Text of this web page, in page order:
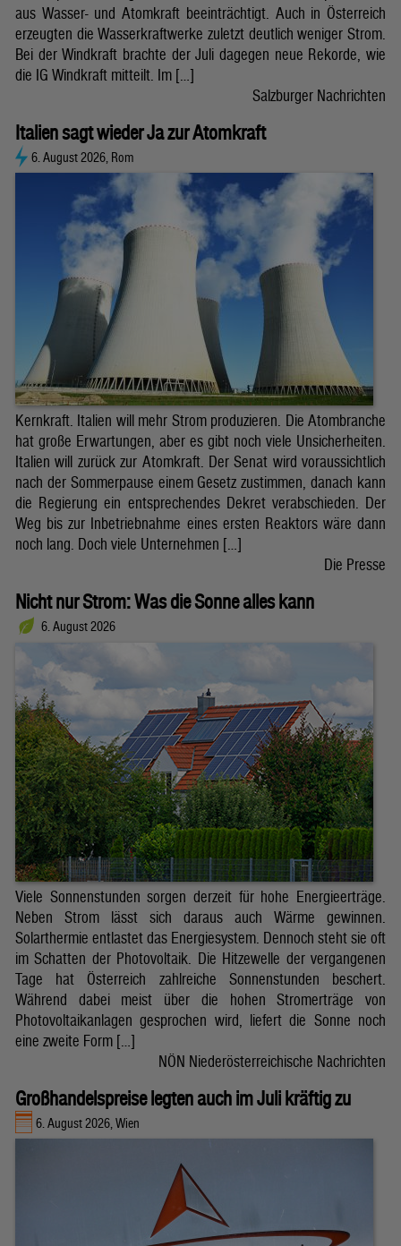
aus Wasser- und Atomkraft beeinträchtigt. Auch in Österreich
erzeugten die Wasserkraftwerke zuletzt deutlich weniger Strom.
Bei der Windkraft brachte der Juli dagegen neue Rekorde, wie
die IG Windkraft mitteilt. Im […]
Salzburger Nachrichten
Italien sagt wieder Ja zur Atomkraft
6. August 2026, Rom
Kernkraft. Italien will mehr Strom produzieren. Die Atombranche
hat große Erwartungen, aber es gibt noch viele Unsicherheiten.
Italien will zurück zur Atomkraft. Der Senat wird voraussichtlich
nach der Sommerpause einem Gesetz zustimmen, danach kann
die Regierung ein entsprechendes Dekret verabschieden. Der
Weg bis zur Inbetriebnahme eines ersten Reaktors wäre dann
noch lang. Doch viele Unternehmen […]
Die Presse
Nicht nur Strom: Was die Sonne alles kann
6. August 2026
Viele Sonnenstunden sorgen derzeit für hohe Energieerträge.
Neben Strom lässt sich daraus auch Wärme gewinnen.
Solarthermie entlastet das Energiesystem. Dennoch steht sie oft
im Schatten der Photovoltaik. Die Hitzewelle der vergangenen
Tage hat Österreich zahlreiche Sonnenstunden beschert.
Während dabei meist über die hohen Stromerträge von
Photovoltaikanlagen gesprochen wird, liefert die Sonne noch
eine zweite Form […]
NÖN Niederösterreichische Nachrichten
Großhandelspreise legten auch im Juli kräftig zu
6. August 2026, Wien